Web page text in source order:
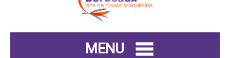
MENU